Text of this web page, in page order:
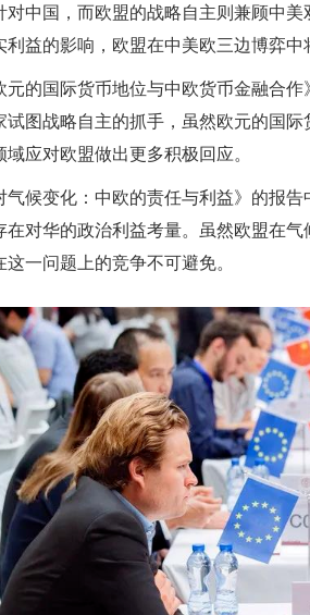
对中国，而欧盟的战略自主则兼顾中
益的影响，欧盟在中美欧三边博弈中
元的国际货币地位与中欧货币金融合
试图战略自主的抓手，虽然欧元的国
应对欧盟做出更多积极回应。
气候变化：中欧的责任与利益》的报
在对华的政治利益考量。虽然欧盟在
一问题上的竞争不可避免。